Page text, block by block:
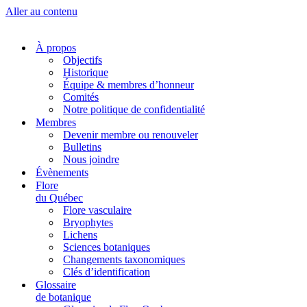
Aller au contenu
À propos
Objectifs
Historique
Équipe & membres d’honneur
Comités
Notre politique de confidentialité
Membres
Devenir membre ou renouveler
Bulletins
Nous joindre
Évènements
Flore
du Québec
Flore vasculaire
Bryophytes
Lichens
Sciences botaniques
Changements taxonomiques
Clés d’identification
Glossaire
de botanique